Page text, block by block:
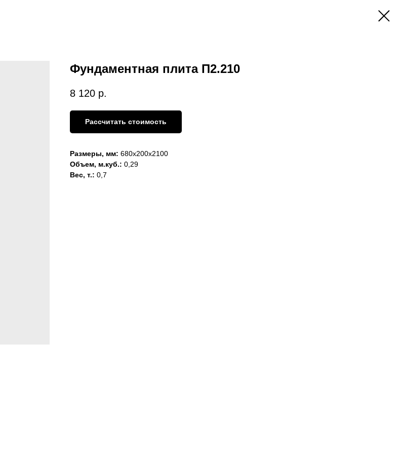
Фундаментная плита П2.210
8 120 р.
Рассчитать стоимость
Размеры, мм: 680х200х2100
Объем, м.куб.: 0,29
Вес, т.: 0,7